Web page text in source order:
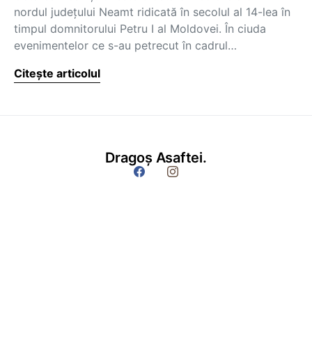
nordul judeţului Neamt ridicată în secolul al 14-lea în
timpul domnitorului Petru I al Moldovei. În ciuda
evenimentelor ce s-au petrecut în cadrul…
Citește articolul
Dragoș Asaftei.